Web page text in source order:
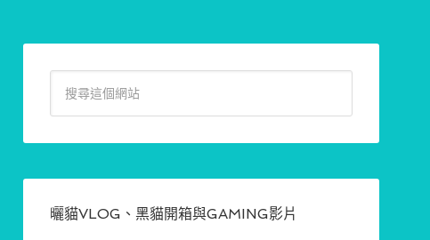
曬貓VLOG、黑貓開箱與GAMING影片